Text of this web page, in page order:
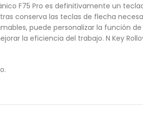
F75 Pro es definitivamente un
conserva las teclas de flecha
puede personalizar la función
la eficiencia del trabajo. N Key